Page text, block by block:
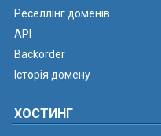
Реселлінг доменів
API
Backorder
Історія домену
ХОСТИНГ